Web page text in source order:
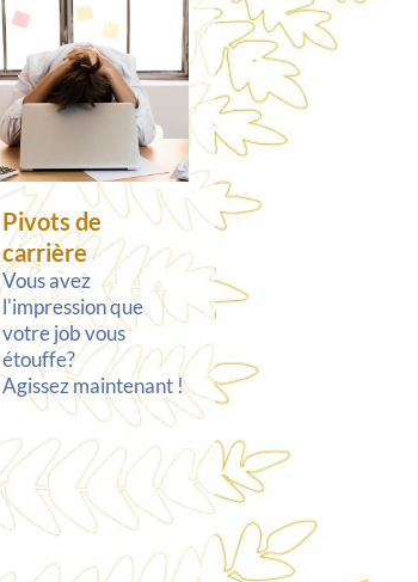
Pivots de
carrière
Vous avez
l'impression que
votre job vous
étouffe?
Agissez maintenant !